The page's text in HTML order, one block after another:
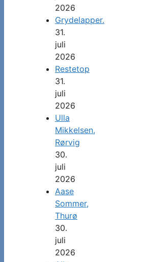
2026
Grydelapper.
31.
juli
2026
Restetop
31.
juli
2026
Ulla
Mikkelsen,
Rørvig
30.
juli
2026
Aase
Sommer,
Thurø
30.
juli
2026